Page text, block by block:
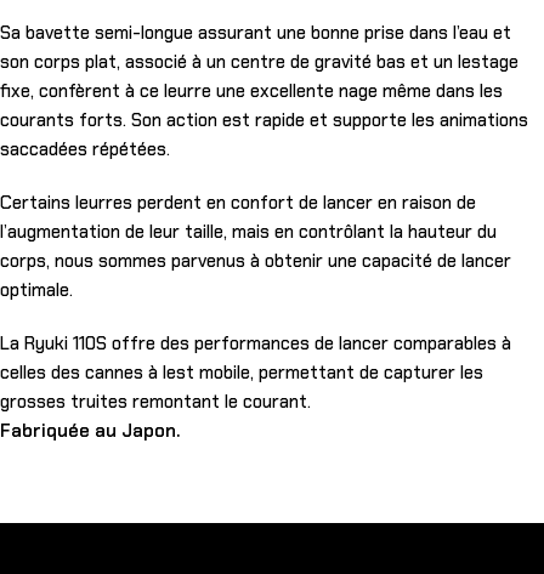
Sa bavette semi-longue assurant une bonne prise dans l’eau et
son corps plat, associé à un centre de gravité bas et un lestage
fixe, confèrent à ce leurre une excellente nage même dans les
courants forts. Son action est rapide et supporte les animations
saccadées répétées.
Certains leurres perdent en confort de lancer en raison de
l’augmentation de leur taille, mais en contrôlant la hauteur du
corps, nous sommes parvenus à obtenir une capacité de lancer
optimale.
La Ryuki 110S offre des performances de lancer comparables à
celles des cannes à lest mobile, permettant de capturer les
grosses truites remontant le courant.
Fabriquée au Japon.